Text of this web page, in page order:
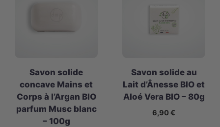
Savon solide
concave Mains et
Corps à l’Argan BIO
parfum Musc blanc
– 100g
Savon solide au
Lait d’Ânesse BIO et
Aloé Vera BIO – 80g
6,90 €